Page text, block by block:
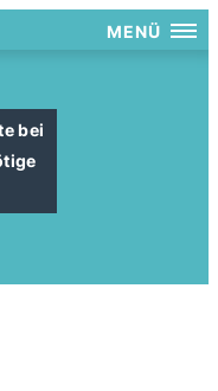
MENÜ
bei